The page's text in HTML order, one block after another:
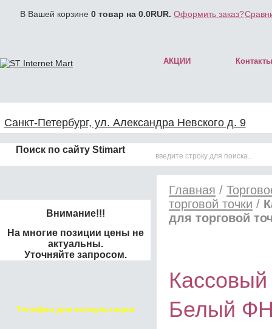
В Вашей корзине 0 товар на 0.0RUR. Оформить заказ?
АКЦИИ Контакты
Санкт-Петербург, ул. Александра Невского д. 9
Поиск по сайту Stimart
Внимание!!!
На многие позиции цены не
актуальны.
Уточняйте запросом.
Телефон для консультации
Главная /
торговой точки /
для торговой
Белый